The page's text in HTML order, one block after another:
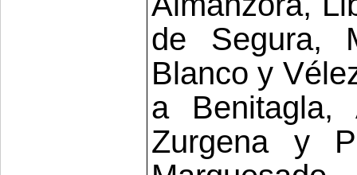
de Segura,
Blanco y
a Benitagla,
Zurgena y